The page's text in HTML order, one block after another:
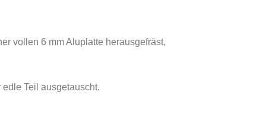
vollen 6 mm Aluplatte herausgefräst,
Teil ausgetauscht.